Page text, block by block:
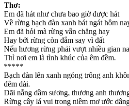
Thơ:
Em đã hát như chưa bao giờ được hát
Về rừng bạch đàn xanh bát ngát hôm
Em đã hỏi mà rừng vẫn chẳng hay
Hay bởi rừng còn đắm say vì đất
Nếu hương rừng phải vượt nhiều gian
Thì nơi em là tình khúc của êm đềm.
*****
Bạch đàn lên xanh ngóng trông anh
đêm dài.
Dãi nắng dầm sương, thương anh
Rừng cây lá vui trong niềm mơ ước